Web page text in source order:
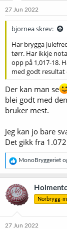
e
27 Jun 2022
bjornea skrev:
Har brygga
tørr. Har ikkje
opp på 1,017-18.
med godt resultat
Der kan man se
blei godt med
bruker mest.
Jeg kan jo bare
Det gikk fra
R
e
a
k
s
j
o
e
MonoBryggeriet
Norbrygg-
27 Jun 2022